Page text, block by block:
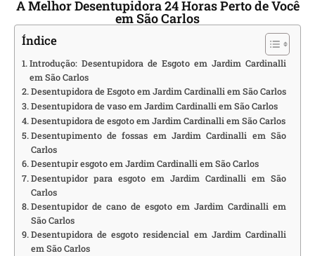
A Melhor Desentupidora 24 Horas Perto de Você
em São Carlos
Índice
Introdução: Desentupidora de Esgoto em Jardim Cardinalli
em São Carlos
Desentupidora de Esgoto em Jardim Cardinalli em São Carlos
Desentupidora de vaso em Jardim Cardinalli em São Carlos
Desentupidora de esgoto em Jardim Cardinalli em São Carlos
Desentupimento de fossas em Jardim Cardinalli em São
Carlos
Desentupir esgoto em Jardim Cardinalli em São Carlos
Desentupidor para esgoto em Jardim Cardinalli em São
Carlos
Desentupidor de cano de esgoto em Jardim Cardinalli em
São Carlos
Desentupidora de esgoto residencial em Jardim Cardinalli
em São Carlos